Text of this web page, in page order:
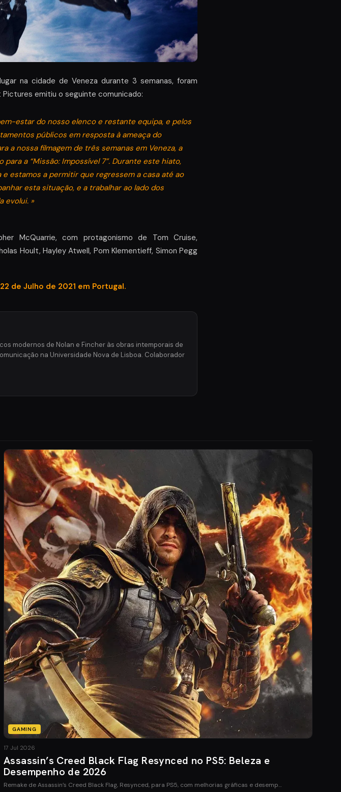
na cidade de Veneza durante 3 semanas, foram
emitiu o seguinte comunicado:
estar do nosso elenco e restante equipa, e pelos
públicos em resposta à ameaça do
a nossa filmagem de três semanas em Veneza, a
a “Missão: Impossível 7”. Durante este hiato,
estamos a permitir que regressem a casa até ao
esta situação, e a trabalhar ao lado dos
evolui. »
McQuarrie, com protagonismo de Tom Cruise,
Hoult, Hayley Atwell, Pom Klementieff, Simon Pegg
22 de Julho de 2021 em Portugal.
modernos de Nolan e Fincher às obras intemporais de
na Universidade Nova de Lisboa. Colaborador
GAMING
17 Jul 2026
Assassin’s Creed Black Flag Resynced no PS5: Beleza e
Desempenho de 2026
Remake de Assassin’s Creed Black Flag, Resynced, para PS5, com melhorias gráficas e desemp…